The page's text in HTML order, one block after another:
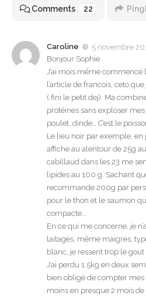
Comments 22
Caroline
5 novembre
Bonjour Sophie
J’ai mois même commencé
l’article de francois, ceto
( fini le petit dej). Ma
protéines sans exploser
poulet, dinde… C’est le
Le lieu noir par exemple,
affiche au alentour de 25g
cabillaud dans les 23 me
lipides au 100 g. Sachant
recommande 200g par
pour le thon et le saumon
compacte…
En ce qui me concerne, je
laitages, même maigres,
blanc, je ressent trop le
J’ai perdu 1.5kg en deux
bien obligé de compter
moins en presque 2 mois de